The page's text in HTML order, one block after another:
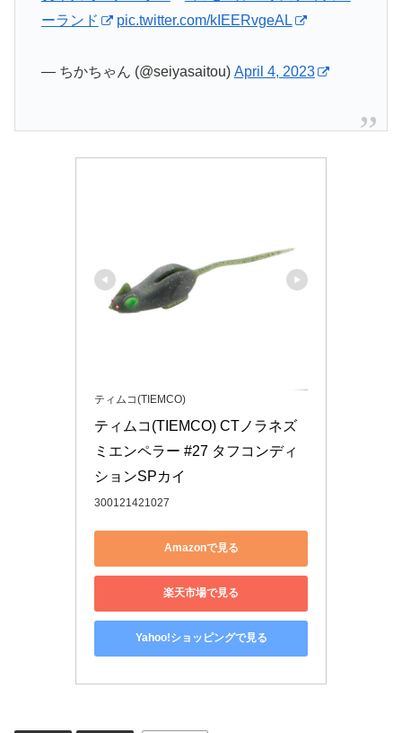
ーランド
pic.twitter.com/kIEERvgeAL
— ちかちゃん (@seiyasaitou) April 4, 2023
ティムコ(TIEMCO)
ティムコ(TIEMCO) CTノラネズ
ミエンペラー #27 タフコンディ
ションSPカイ
300121421027
Amazonで見る
楽天市場で見る
Yahoo!ショッピングで見る